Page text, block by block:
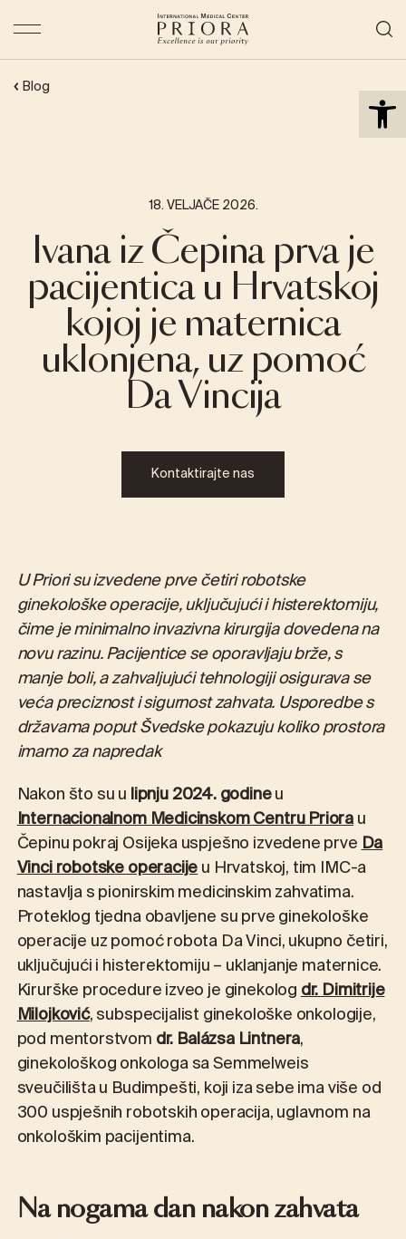
Blog
18. VELJAČE 2026.
Ivana iz Čepina prva je
pacijentica u Hrvatskoj
kojoj je maternica
uklonjena, uz pomoć
Da Vincija
Kontaktirajte nas
U Priori su izvedene prve četiri robotske
ginekološke operacije, uključujući i histerektomiju,
čime je minimalno invazivna kirurgija dovedena na
novu razinu. Pacijentice se oporavljaju brže, s
manje boli, a zahvaljujući tehnologiji osigurava se
veća preciznost i sigurnost zahvata. Usporedbe s
državama poput Švedske pokazuju koliko prostora
imamo za napredak
Nakon što su ulipnju 2024. godineu
Internacionalnom Medicinskom Centru Priorau
Čepinu pokraj Osijeka uspješno izvedene prveDa
Vinci robotske operacijeu Hrvatskoj, tim IMC-a
nastavlja s pionirskim medicinskim zahvatima.
Proteklog tjedna obavljene su prve ginekološke
operacije uz pomoć robota Da Vinci, ukupno četiri,
uključujući i histerektomiju – uklanjanje maternice.
Kirurške procedure izveo je ginekologdr. Dimitrije
Milojković, subspecijalist ginekološke onkologije,
pod mentorstvomdr. Balázsa Lintnera,
ginekološkog onkologa sa Semmelweis
sveučilišta u Budimpešti, koji iza sebe ima više od
300 uspješnih robotskih operacija, uglavnom na
onkološkim pacijentima.
Na nogama dan nakon zahvata